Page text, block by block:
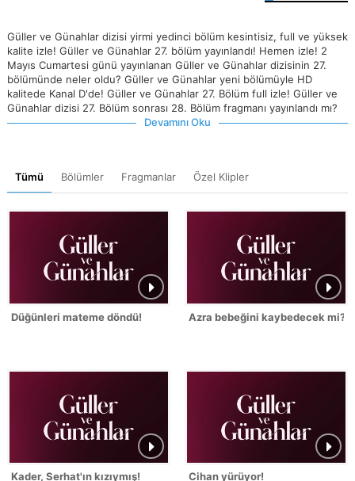
Güller ve Günahlar dizisi yirmi yedinci bölüm kesintisiz, full ve yüksek
kalite izle! Güller ve Günahlar 27. bölüm yayınlandı! Hemen izle! 2
Mayıs Cumartesi günü yayınlanan Güller ve Günahlar dizisinin 27.
bölümünde neler oldu? Güller ve Günahlar yeni bölümüyle HD
kalitede Kanal D'de! Güller ve Günahlar 27. Bölüm full izle! Güller ve
Günahlar dizisi 27. Bölüm sonrası 28. Bölüm fragmanı yayınlandı mı?
Devamını Oku
Tümü Bölümler Fragmanlar Özel Klipler
Düğünleri mateme döndü! Azra bebeğini kaybedecek mi?
Kader, Serhat'ın kızıymış! Cihan yürüyor!